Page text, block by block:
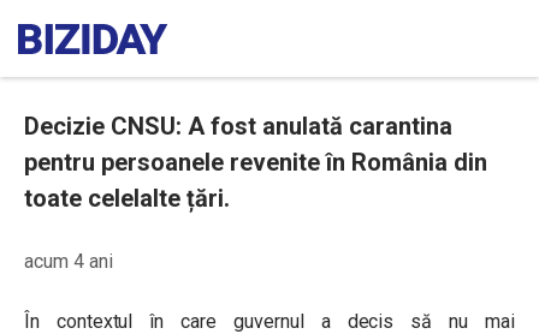
Decizie CNSU: A fost anulată carantina
pentru persoanele revenite în România din
toate celelalte țări.
acum 4 ani
În contextul în care guvernul a decis să nu mai